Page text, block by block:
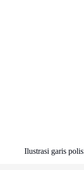
Ilustrasi garis